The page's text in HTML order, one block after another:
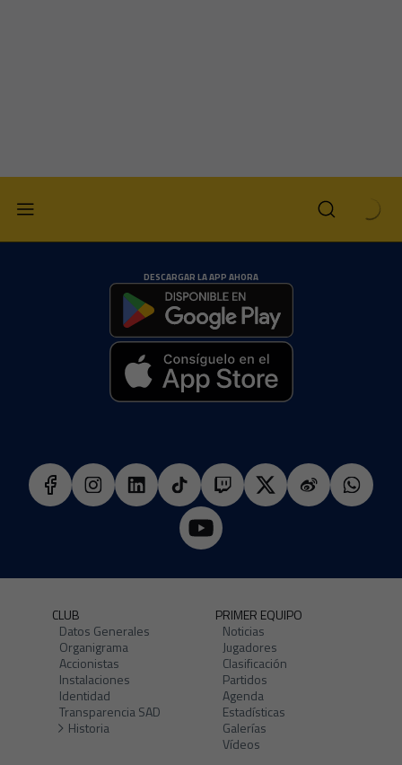
DESCARGAR LA APP AHORA
CLUB
Datos Generales
Organigrama
Accionistas
Instalaciones
Identidad
Transparencia SAD
Historia
PRIMER EQUIPO
Noticias
Jugadores
Clasificación
Partidos
Agenda
Estadísticas
Galerías
Vídeos